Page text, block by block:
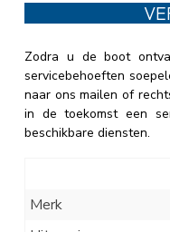
Zodra u de boot
servicebehoeften
naar ons mailen of
in de toekomst een
beschikbare diensten.
Merk